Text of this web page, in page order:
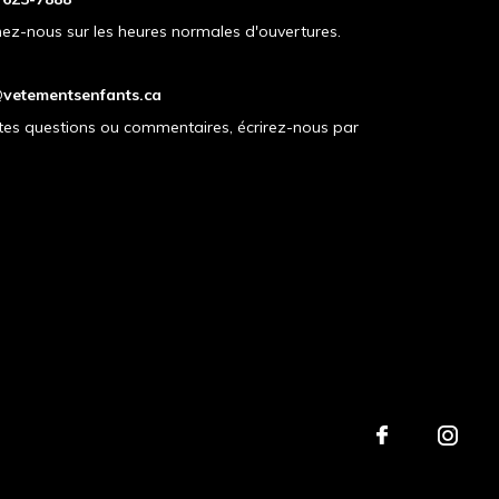
nous sur les heures normales d'ouvertures.
questions ou commentaires, écrirez-nous par